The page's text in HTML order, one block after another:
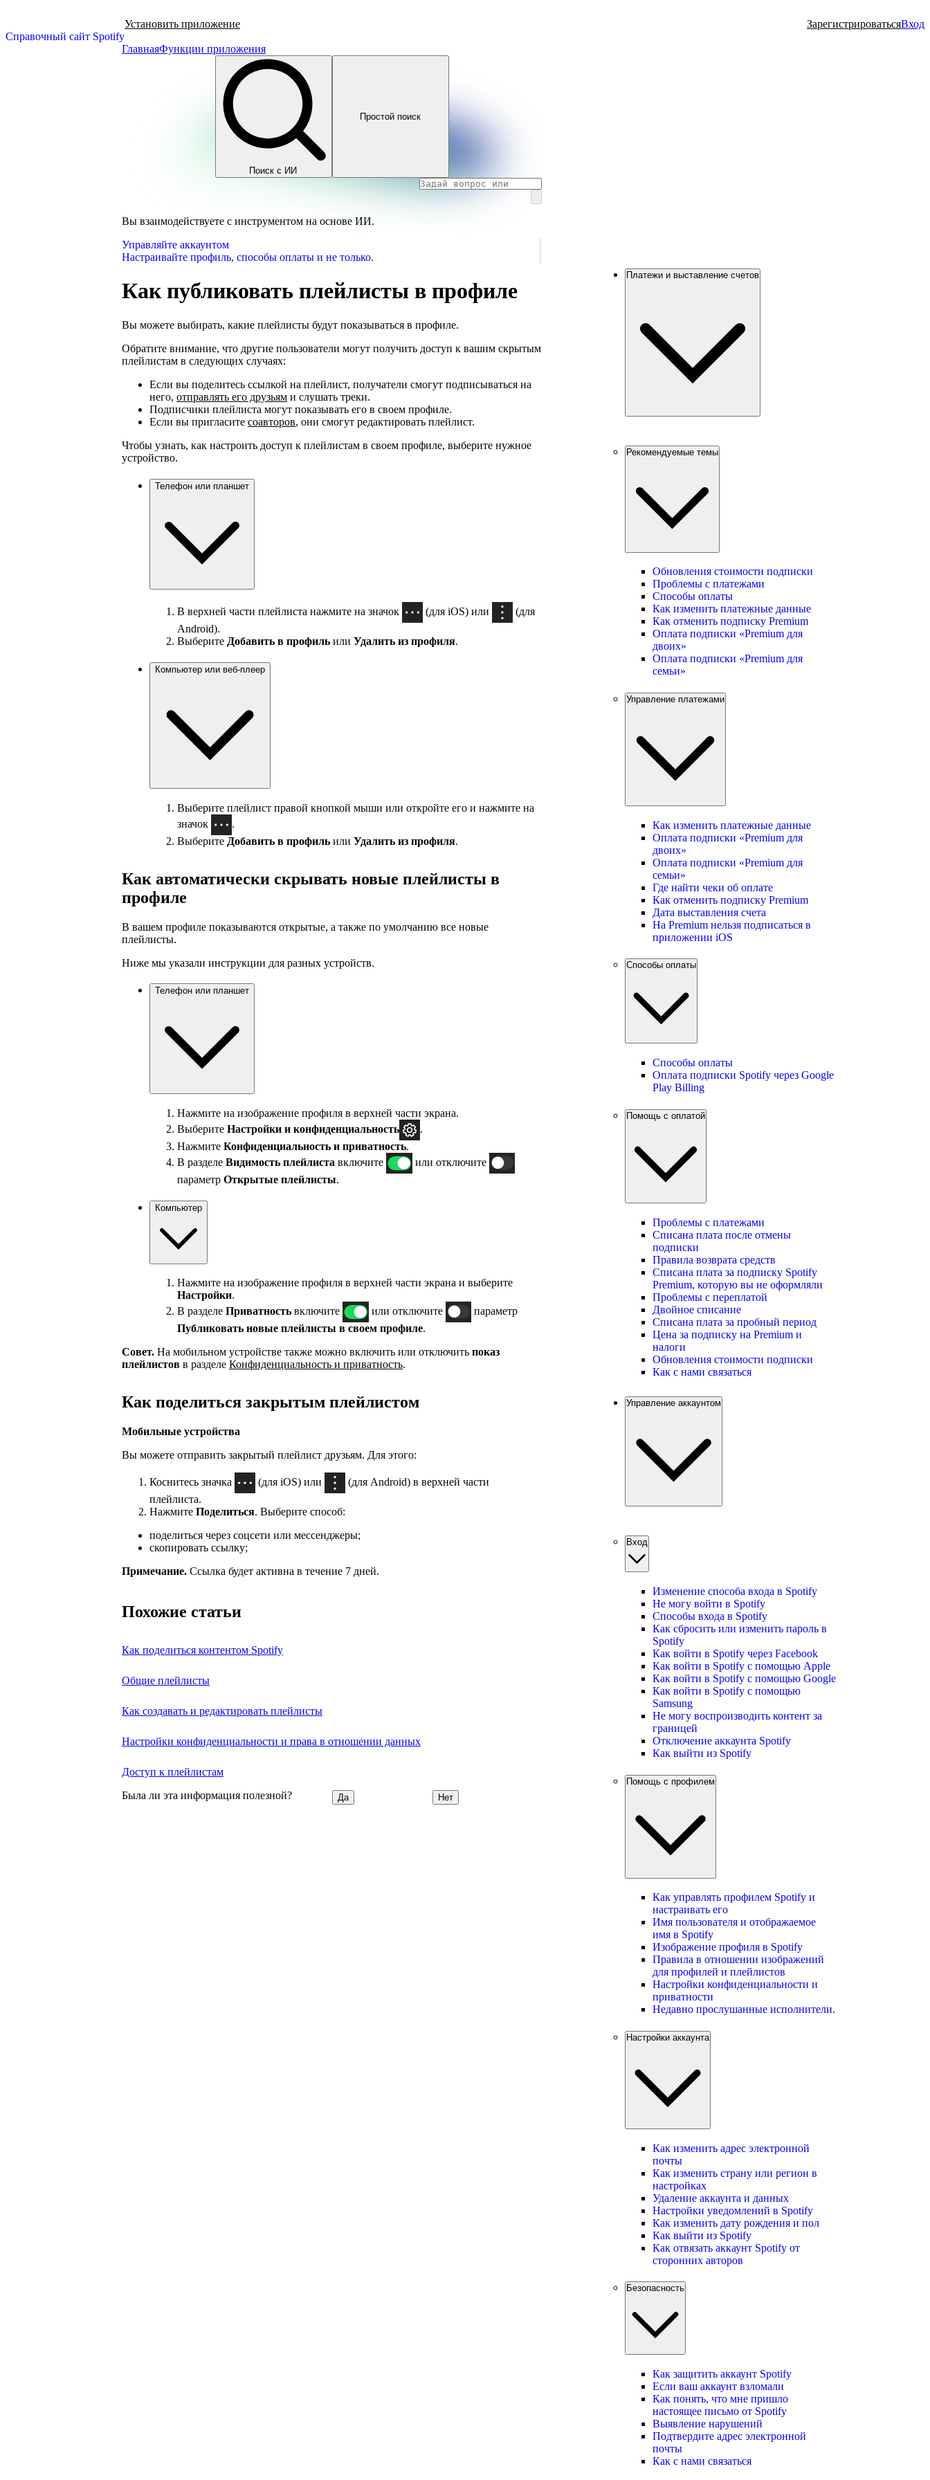
Справочный сайт Spotify
Установить приложение ЗарегистрироватьсяВход
ГлавнаяФункции приложения
Поиск с ИИ
Простой поиск
Вы взаимодействуете с инструментом на основе ИИ.
Управляйте аккаунтом
Настраивайте профиль, способы оплаты и не только.
Как публиковать плейлисты в профиле
Вы можете выбирать, какие плейлисты будут показываться в профиле.
Обратите внимание, что другие пользователи могут получить доступ к вашим скрытым
плейлистам в следующих случаях:
Если вы поделитесь ссылкой на плейлист, получатели смогут подписываться на
него, отправлять его друзьям и слушать треки.
Подписчики плейлиста могут показывать его в своем профиле.
Если вы пригласите соавторов, они смогут редактировать плейлист.
Чтобы узнать, как настроить доступ к плейлистам в своем профиле, выберите нужное
устройство.
Телефон или планшет
В верхней части плейлиста нажмите на значок (для iOS) или
(для
Android).
Выберите Добавить в профиль или Удалить из профиля.
Компьютер или веб-плеер
Выберите плейлист правой кнопкой мыши или откройте его и нажмите на
значок
.
Выберите Добавить в профиль или Удалить из профиля.
Как автоматически скрывать новые плейлисты в
профиле
В вашем профиле показываются открытые, а также по умолчанию все новые
плейлисты.
Ниже мы указали инструкции для разных устройств.
Телефон или планшет
Нажмите на изображение профиля в верхней части экрана.
Выберите Настройки и конфиденциальность
.
Нажмите Конфиденциальность и приватность.
В разделе Видимость плейлиста включите
или отключите
параметр Открытые плейлисты.
Компьютер
Нажмите на изображение профиля в верхней части экрана и выберите
Настройки.
В разделе Приватность включите или отключите
параметр
Публиковать новые плейлисты в своем профиле.
Совет. На мобильном устройстве также можно включить или отключить показ
плейлистов в разделе Конфиденциальность и приватность.
Как поделиться закрытым плейлистом
Мобильные устройства
Вы можете отправить закрытый плейлист друзьям. Для этого:
Коснитесь значка (для iOS) или
(для Android) в верхней части
плейлиста.
Нажмите Поделиться. Выберите способ:
поделиться через соцсети или мессенджеры;
скопировать ссылку;
Примечание. Ссылка будет активна в течение 7 дней.
Похожие статьи
Как поделиться контентом Spotify
Общие плейлисты
Как создавать и редактировать плейлисты
Настройки конфиденциальности и права в отношении данных
Доступ к плейлистам
Была ли эта информация полезной? Да Нет
Платежи и выставление счетов
Рекомендуемые темы
Обновления стоимости подписки
Проблемы с платежами
Способы оплаты
Как изменить платежные данные
Как отменить подписку Premium
Оплата подписки «Premium для
двоих»
Оплата подписки «Premium для
семьи»
Управление платежами
Как изменить платежные данные
Оплата подписки «Premium для
двоих»
Оплата подписки «Premium для
семьи»
Где найти чеки об оплате
Как отменить подписку Premium
Дата выставления счета
На Premium нельзя подписаться в
приложении iOS
Способы оплаты
Способы оплаты
Оплата подписки Spotify через Google
Play Billing
Помощь с оплатой
Проблемы с платежами
Списана плата после отмены
подписки
Правила возврата средств
Списана плата за подписку Spotify
Premium, которую вы не оформляли
Проблемы с переплатой
Двойное списание
Списана плата за пробный период
Цена за подписку на Premium и
налоги
Обновления стоимости подписки
Как с нами связаться
Управление аккаунтом
Вход
Изменение способа входа в Spotify
Не могу войти в Spotify
Способы входа в Spotify
Как сбросить или изменить пароль в
Spotify
Как войти в Spotify через Facebook
Как войти в Spotify с помощью Apple
Как войти в Spotify с помощью Google
Как войти в Spotify с помощью
Samsung
Не могу воспроизводить контент за
границей
Отключение аккаунта Spotify
Как выйти из Spotify
Помощь с профилем
Как управлять профилем Spotify и
настраивать его
Имя пользователя и отображаемое
имя в Spotify
Изображение профиля в Spotify
Правила в отношении изображений
для профилей и плейлистов
Настройки конфиденциальности и
приватности
Недавно прослушанные исполнители.
Настройки аккаунта
Как изменить адрес электронной
почты
Как изменить страну или регион в
настройках
Удаление аккаунта и данных
Настройки уведомлений в Spotify
Как изменить дату рождения и пол
Как выйти из Spotify
Как отвязать аккаунт Spotify от
сторонних авторов
Безопасность
Как защитить аккаунт Spotify
Если ваш аккаунт взломали
Как понять, что мне пришло
настоящее письмо от Spotify
Выявление нарушений
Подтвердите адрес электронной
почты
Как с нами связаться